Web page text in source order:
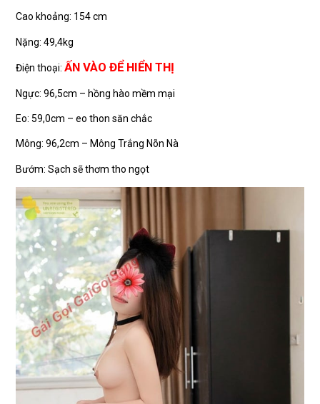
Cao khoảng: 154 cm
Nặng: 49,4kg
Điện thoại:ẤN VÀO ĐỂ HIỂN THỊ
Ngực: 96,5cm – hồng hào mềm mại
Eo: 59,0cm – eo thon săn chắc
Mông: 96,2cm – Mông Trắng Nõn Nà
Bướm: Sạch sẽ thơm tho ngọt